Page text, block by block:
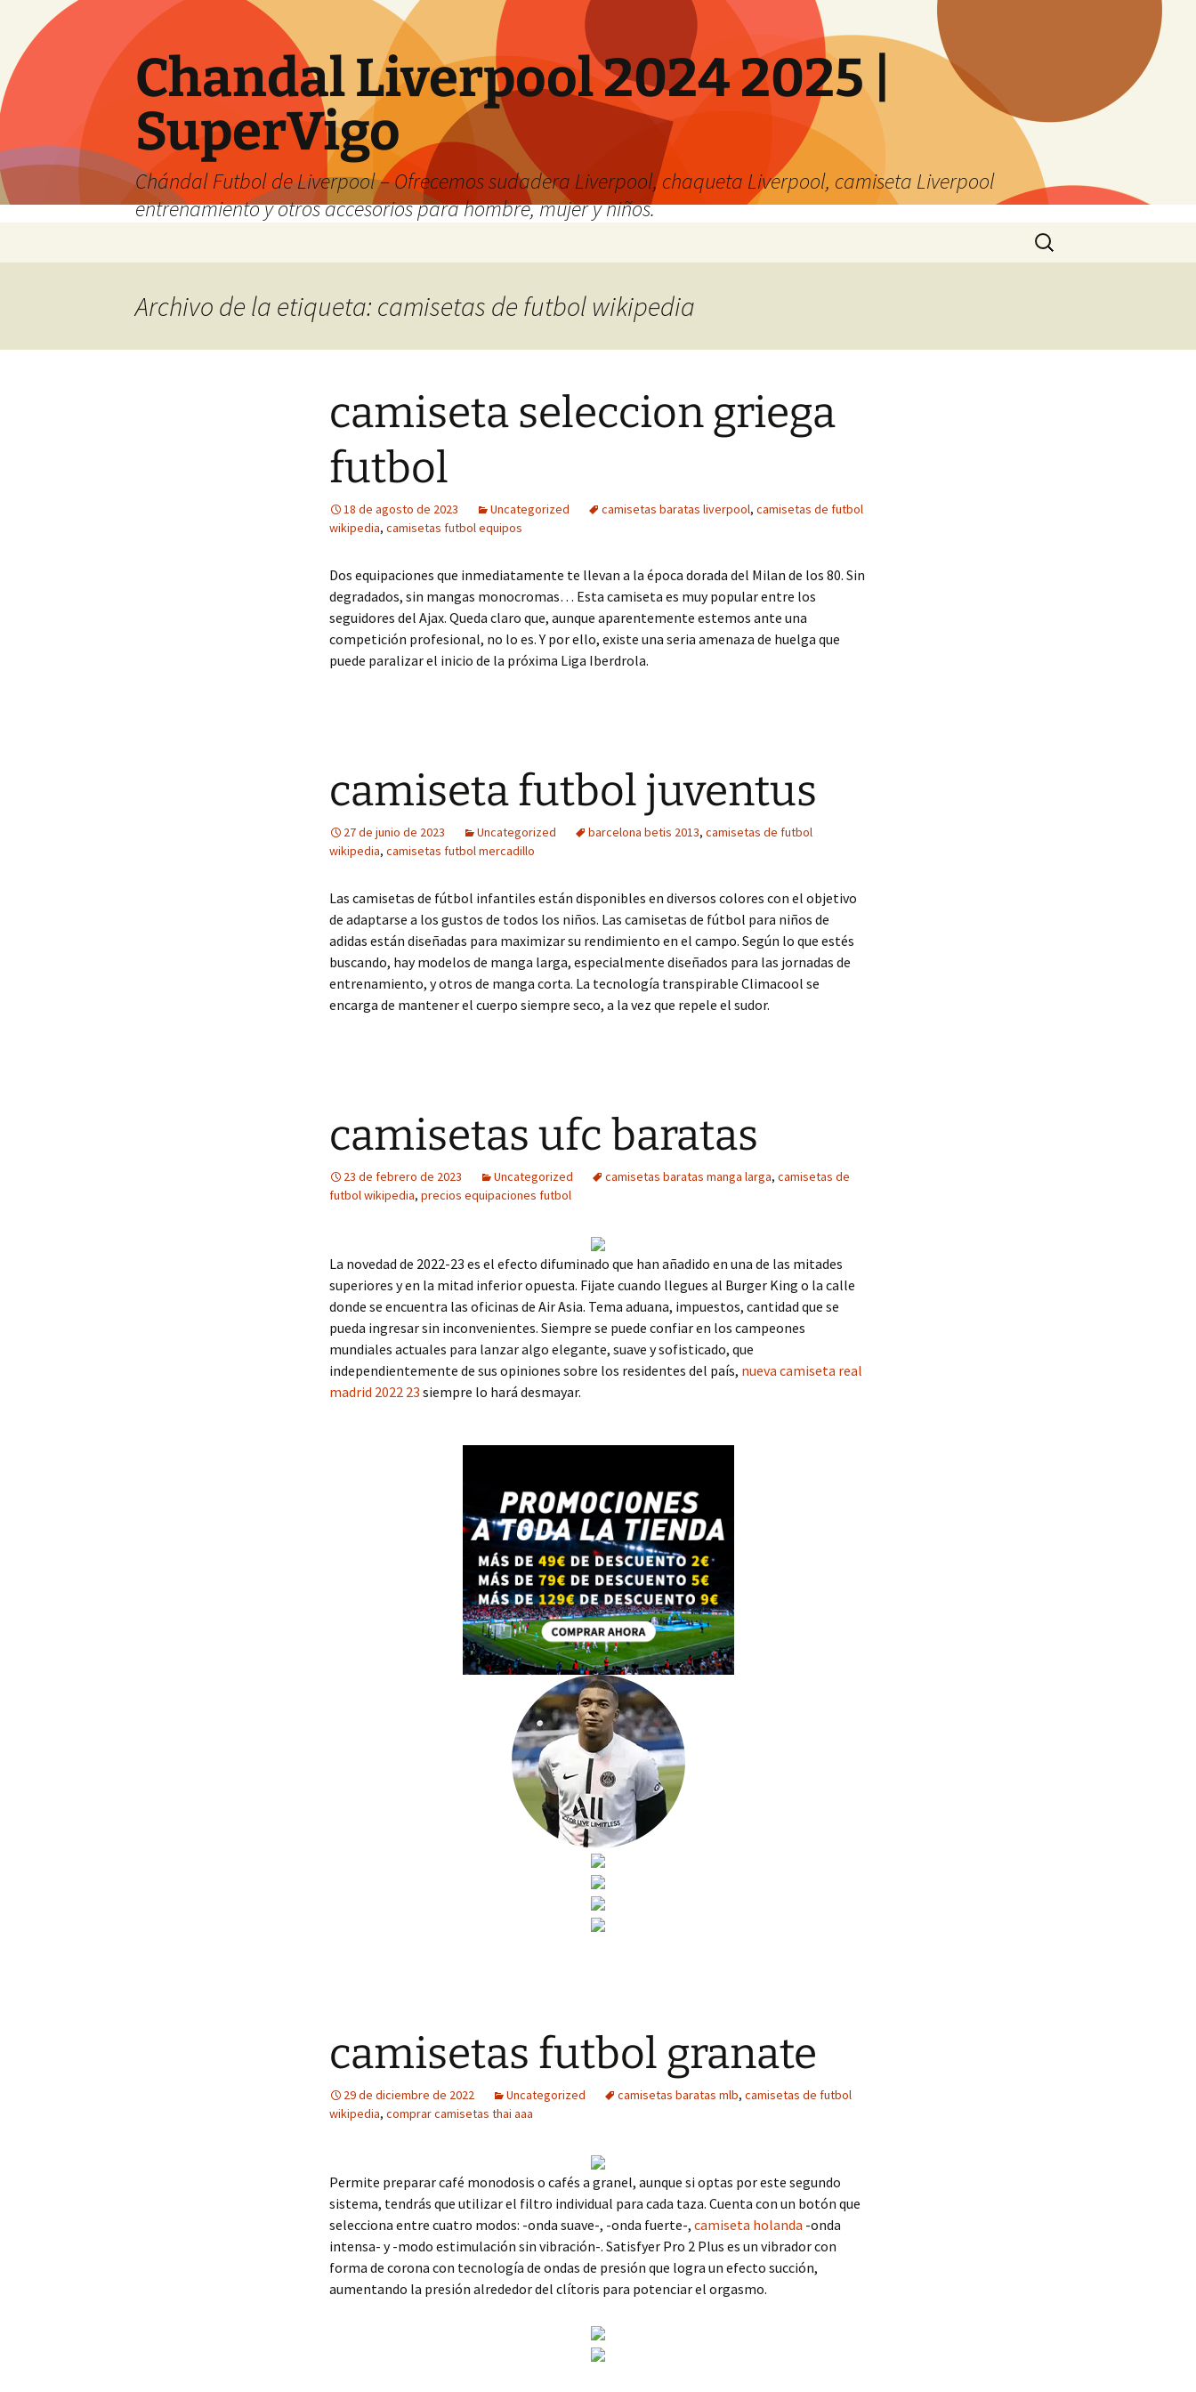
Chandal Liverpool 2024 2025 |
SuperVigo
Chándal Futbol de Liverpool – Ofrecemos sudadera Liverpool, chaqueta Liverpool, camiseta Liverpool
entrenamiento y otros accesorios para hombre, mujer y niños.
Buscar:
Archivo de la etiqueta: camisetas de futbol wikipedia
camiseta seleccion griega
futbol
18 de agosto de 2023 Uncategorized camisetas baratas liverpool, camisetas de futbol
wikipedia, camisetas futbol equipos
Dos equipaciones que inmediatamente te llevan a la época dorada del Milan de los 80. Sin
degradados, sin mangas monocromas… Esta camiseta es muy popular entre los
seguidores del Ajax. Queda claro que, aunque aparentemente estemos ante una
competición profesional, no lo es. Y por ello, existe una seria amenaza de huelga que
puede paralizar el inicio de la próxima Liga Iberdrola.
camiseta futbol juventus
27 de junio de 2023 Uncategorized barcelona betis 2013, camisetas de futbol
wikipedia, camisetas futbol mercadillo
Las camisetas de fútbol infantiles están disponibles en diversos colores con el objetivo
de adaptarse a los gustos de todos los niños. Las camisetas de fútbol para niños de
adidas están diseñadas para maximizar su rendimiento en el campo. Según lo que estés
buscando, hay modelos de manga larga, especialmente diseñados para las jornadas de
entrenamiento, y otros de manga corta. La tecnología transpirable Climacool se
encarga de mantener el cuerpo siempre seco, a la vez que repele el sudor.
camisetas ufc baratas
23 de febrero de 2023 Uncategorized camisetas baratas manga larga, camisetas de
futbol wikipedia, precios equipaciones futbol
La novedad de 2022-23 es el efecto difuminado que han añadido en una de las mitades
superiores y en la mitad inferior opuesta. Fijate cuando llegues al Burger King o la calle
donde se encuentra las oficinas de Air Asia. Tema aduana, impuestos, cantidad que se
pueda ingresar sin inconvenientes. Siempre se puede confiar en los campeones
mundiales actuales para lanzar algo elegante, suave y sofisticado, que
independientemente de sus opiniones sobre los residentes del país, nueva camiseta real
madrid 2022 23 siempre lo hará desmayar.
camisetas futbol granate
29 de diciembre de 2022 Uncategorized camisetas baratas mlb, camisetas de futbol
wikipedia, comprar camisetas thai aaa
Permite preparar café monodosis o cafés a granel, aunque si optas por este segundo
sistema, tendrás que utilizar el filtro individual para cada taza. Cuenta con un botón que
selecciona entre cuatro modos: -onda suave-, -onda fuerte-, camiseta holanda -onda
intensa- y -modo estimulación sin vibración-. Satisfyer Pro 2 Plus es un vibrador con
forma de corona con tecnología de ondas de presión que logra un efecto succión,
aumentando la presión alrededor del clítoris para potenciar el orgasmo.